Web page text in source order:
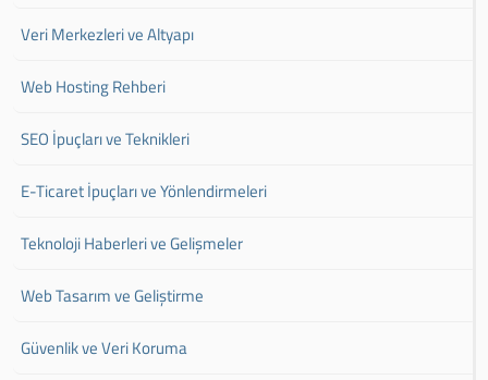
Veri Merkezleri ve Altyapı
Web Hosting Rehberi
SEO İpuçları ve Teknikleri
E-Ticaret İpuçları ve Yönlendirmeleri
Teknoloji Haberleri ve Gelişmeler
Web Tasarım ve Geliştirme
Güvenlik ve Veri Koruma